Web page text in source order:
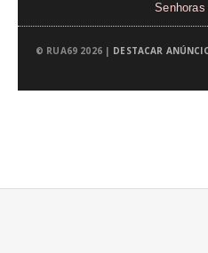
© RUA69 2026 | DESTACAR